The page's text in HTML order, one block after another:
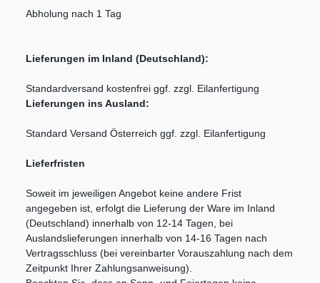
Abholung nach 1 Tag
Lieferungen im Inland (Deutschland):
Standardversand kostenfrei ggf. zzgl. Eilanfertigung
Lieferungen ins Ausland:
Standard Versand Österreich ggf. zzgl. Eilanfertigung
Lieferfristen
Soweit im jeweiligen Angebot keine andere Frist
angegeben ist, erfolgt die Lieferung der Ware im Inland
(Deutschland) innerhalb von 12-14 Tagen, bei
Auslandslieferungen innerhalb von 14-16 Tagen nach
Vertragsschluss (bei vereinbarter Vorauszahlung nach dem
Zeitpunkt Ihrer Zahlungsanweisung).